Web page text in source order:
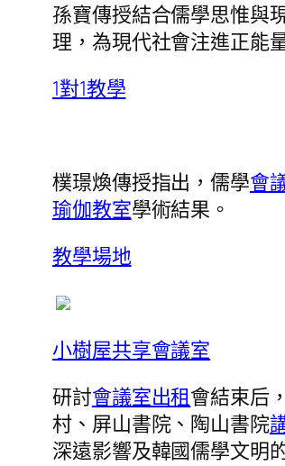
孫寶傳授結合儒學思惟與
理，為現代社會注進正能
1對1教學
樸璟煥傳授指出，儒學會
瑜伽教室學術結果。
教學場地
小樹屋共享會議室
研討會議室出租會結束后
村、屏山書院、陶山書院
深遠影響及韓國儒學文明